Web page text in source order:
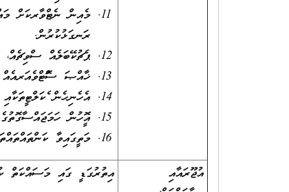
މެއިން ނެޓްވާރކަށް
ރަނގަޅުކުރުން.
ޕެޗުކޭބަލެއް
ޚާއްޞަ
އެހެނިހެން
އޮފީހުން
މަތީގައިވާ
އުޖޫރައާއި
އިތުރުގަޑީ ގައި މަސައްކަތް